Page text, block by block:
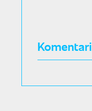
Komentari